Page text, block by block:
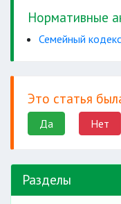
Нормативные
Семейный
Это статья
Да Нет
Разделы